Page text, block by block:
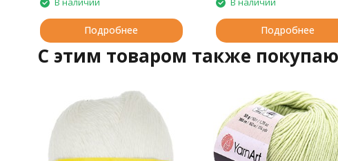
Подробнее Подробнее
C этим товаром также